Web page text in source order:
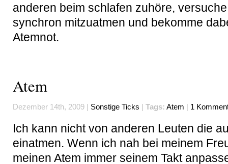
anderen beim schlafen zuhöre,
synchron mitzuatmen und bekomme
Atemnot.
Atem
Dezember 14th, 2009 | Sonstige Ticks | Tags: Atem | 1
Ich kann nicht von anderen Leuten die
einatmen. Wenn ich nah bei meinem
meinen Atem immer seinem Takt